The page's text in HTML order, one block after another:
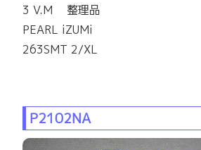
3 V.M 整理品
PEARL iZUMi
263SMT 2/XL
P2102NA